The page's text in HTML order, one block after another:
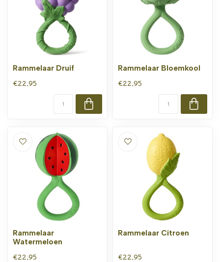
Rammelaar Druif
€22,95
Rammelaar Bloemkool
€22,95
Rammelaar
Watermeloen
€22,95
Rammelaar Citroen
€22,95